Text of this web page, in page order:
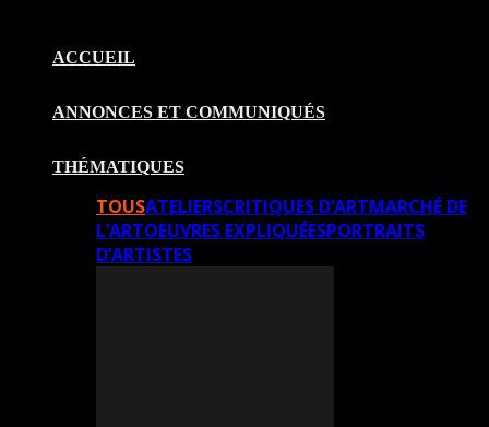
ACCUEIL
ANNONCES ET COMMUNIQUÉS
THÉMATIQUES
TOUSATELIERSCRITIQUES D’ARTMARCHÉ DE
L’ARTOEUVRES EXPLIQUÉESPORTRAITS
D’ARTISTES